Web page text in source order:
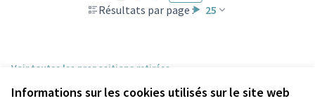
Informations sur les cookies utilisés sur le site web
Résultats par page : 25
Voir toutes les propositions retirées